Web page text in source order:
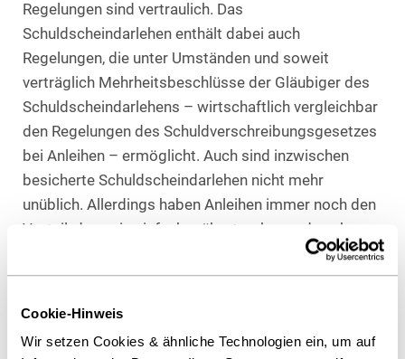
Cookie-Hinweis
Wir setzen Cookies & ähnliche Technologien ein, um auf
Regelungen sind vertraulich. Das
Schuldscheindarlehen enthält dabei auch
Regelungen, die unter Umständen und soweit
verträglich Mehrheitsbeschlüsse der Gläubiger des
Schuldscheindarlehens – wirtschaftlich vergleichbar
den Regelungen des Schuldverschreibungsgesetzes
bei Anleihen – ermöglicht. Auch sind inzwischen
besicherte Schuldscheindarlehen nicht mehr
unüblich. Allerdings haben Anleihen immer noch den
Vorteil, dass sie einfacher übertragbar und auch an
Die AIFM Regelungen haben dazu geführt, dass bei